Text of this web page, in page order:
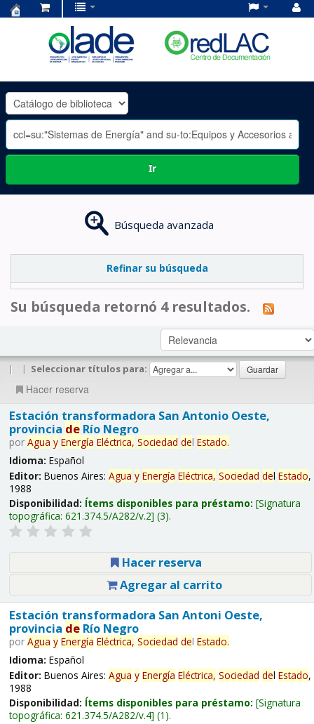
OLADE
-
Ir
Búsqueda avanzada
Refinar su búsqueda
Su búsqueda retornó 4 resultados.
| | Seleccionar títulos para:
Hacer reserva
Estación transformadora San Antonio Oeste,
provincia deRío Negro
por Agua y Energía Eléctrica, Sociedad del Estado.
Idioma: Español
Editor: Buenos Aires: Agua y Energía Eléctrica, Sociedad del Estado,
1988
Disponibilidad: Ítems disponibles para préstamo: Signatura
topográfica: 621.374.5/A282/v.2 (3).
Hacer reserva
Agregar al carrito
Estación transformadora San Antoni Oeste,
provincia deRío Negro
por Agua y Energía Eléctrica, Sociedad del Estado.
Idioma: Español
Editor: Buenos Aires: Agua y Energía Eléctrica, Sociedad del Estado,
1988
Disponibilidad: Ítems disponibles para préstamo: Signatura
topográfica: 621.374.5/A282/v.4 (1).